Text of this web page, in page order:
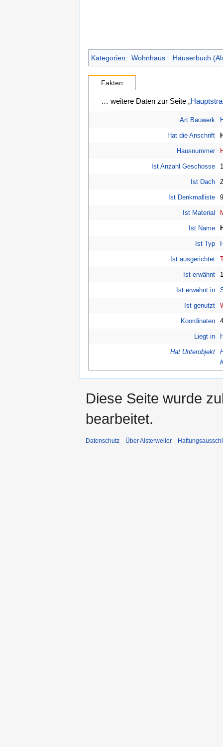
Kategorien: Wohnhaus Häuserbuch
Fakten
… weitere Daten zur Seite „
Art:Bauwerk
Hat die Anschrift
Hausnummer
Ist Anzahl Geschosse
Ist Dach
Ist Denkmalliste
Ist Material
Ist Name
Ist Typ
Ist ausgerichtet
Ist erwähnt
Ist erwähnt in
Ist genutzt
Koordinaten
Liegt in
Hat Unterobjekt
Diese Seite wurde
bearbeitet.
Datenschutz Über Alsterweiler